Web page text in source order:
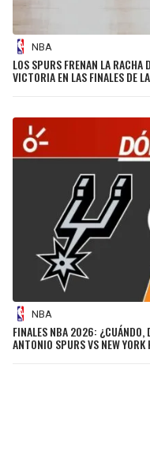
NBA
LOS SPURS FRENAN LA RACHA
VICTORIA EN LAS FINALES DE
NBA
FINALES NBA 2026: ¿CUÁNDO,
ANTONIO SPURS VS NEW YORK